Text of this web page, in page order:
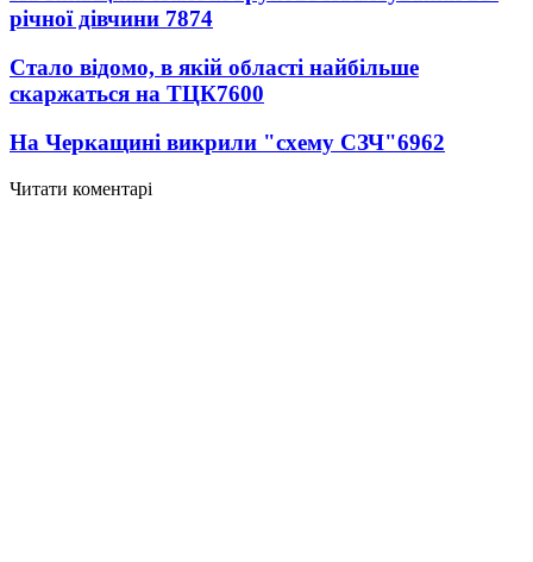
річної дівчини 7874
Стало відомо, в якій області найбільше
скаржаться на ТЦК7600
На Черкащині викрили "схему СЗЧ"6962
Читати коментарі